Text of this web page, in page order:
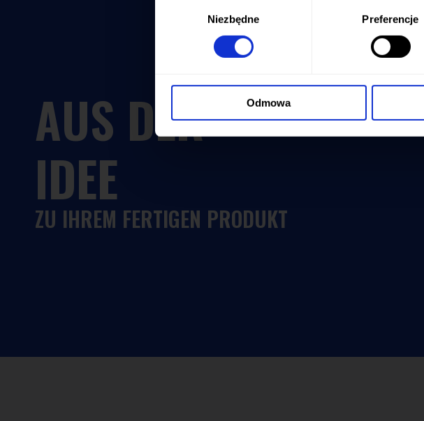
Niezbędne Preferencje
Odmowa
AUS DER
IDEE
ZU IHREM FERTIGEN PRODUKT
Meine auswahl